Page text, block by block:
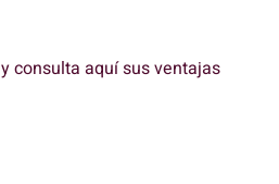
y consulta aquí sus ventajas